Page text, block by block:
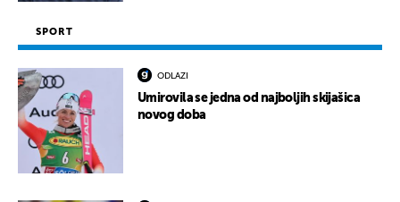
SPORT
ODLAZI
Umirovila se jedna od najboljih skijašica
novog doba